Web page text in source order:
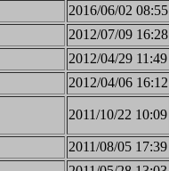
2016/06/02 08:55
2012/07/09 16:28
2012/04/29 11:49
2012/04/06 16:12
2011/10/22 10:09
2011/08/05 17:39